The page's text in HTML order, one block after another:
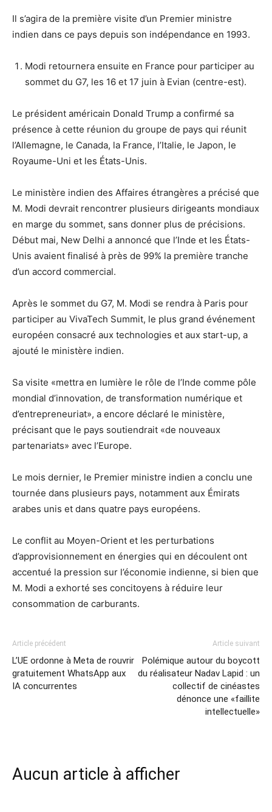
Il s’agira de la première visite d’un Premier ministre
indien dans ce pays depuis son indépendance en 1993.
Modi retournera ensuite en France pour participer au
sommet du G7, les 16 et 17 juin à Evian (centre-est).
Le président américain Donald Trump a confirmé sa
présence à cette réunion du groupe de pays qui réunit
l’Allemagne, le Canada, la France, l’Italie, le Japon, le
Royaume-Uni et les États-Unis.
Le ministère indien des Affaires étrangères a précisé que
M. Modi devrait rencontrer plusieurs dirigeants mondiaux
en marge du sommet, sans donner plus de précisions.
Début mai, New Delhi a annoncé que l’Inde et les États-
Unis avaient finalisé à près de 99% la première tranche
d’un accord commercial.
Après le sommet du G7, M. Modi se rendra à Paris pour
participer au VivaTech Summit, le plus grand événement
européen consacré aux technologies et aux start-up, a
ajouté le ministère indien.
Sa visite «mettra en lumière le rôle de l’Inde comme pôle
mondial d’innovation, de transformation numérique et
d’entrepreneuriat», a encore déclaré le ministère,
précisant que le pays soutiendrait «de nouveaux
partenariats» avec l’Europe.
Le mois dernier, le Premier ministre indien a conclu une
tournée dans plusieurs pays, notamment aux Émirats
arabes unis et dans quatre pays européens.
Le conflit au Moyen-Orient et les perturbations
d’approvisionnement en énergies qui en découlent ont
accentué la pression sur l’économie indienne, si bien que
M. Modi a exhorté ses concitoyens à réduire leur
consommation de carburants.
Article précédent
L’UE ordonne à Meta de rouvrir
gratuitement WhatsApp aux
IA concurrentes
Article suivant
Polémique autour du boycott
du réalisateur Nadav Lapid : un
collectif de cinéastes
dénonce une «faillite
intellectuelle»
Aucun article à afficher